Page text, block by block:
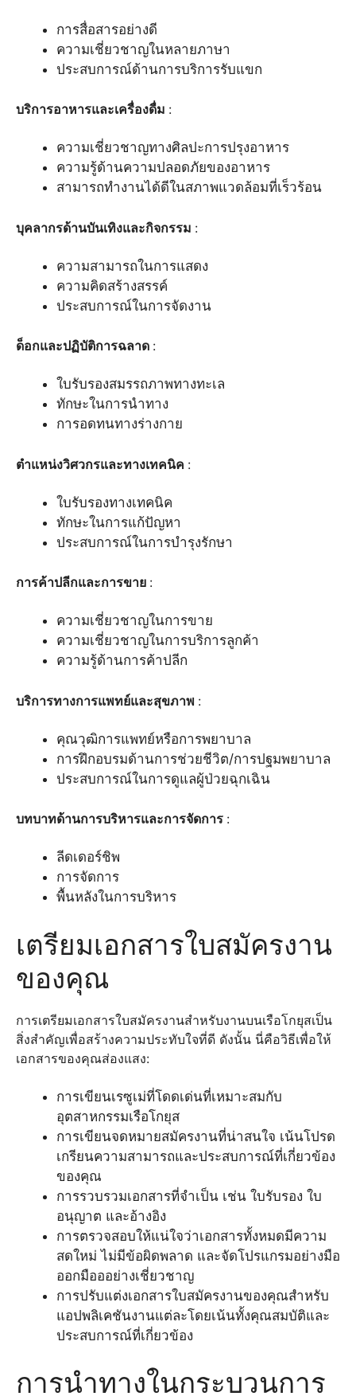
การสื่อสารอย่างดี
ความเชี่ยวชาญในหลายภาษา
ประสบการณ์ด้านการบริการรับแขก
บริการอาหารและเครื่องดื่ม :
ความเชี่ยวชาญทางศิลปะการปรุงอาหาร
ความรู้ด้านความปลอดภัยของอาหาร
สามารถทำงานได้ดีในสภาพแวดล้อมที่เร็วร้อน
บุคลากรด้านบันเทิงและกิจกรรม :
ความสามารถในการแสดง
ความคิดสร้างสรรค์
ประสบการณ์ในการจัดงาน
ด็อกและปฏิบัติการฉลาด :
ใบรับรองสมรรถภาพทางทะเล
ทักษะในการนำทาง
การอดทนทางร่างกาย
ตำแหน่งวิศวกรและทางเทคนิค :
ใบรับรองทางเทคนิค
ทักษะในการแก้ปัญหา
ประสบการณ์ในการบำรุงรักษา
การค้าปลีกและการขาย :
ความเชี่ยวชาญในการขาย
ความเชี่ยวชาญในการบริการลูกค้า
ความรู้ด้านการค้าปลีก
บริการทางการแพทย์และสุขภาพ :
คุณวุฒิการแพทย์หรือการพยาบาล
การฝึกอบรมด้านการช่วยชีวิต/การปฐมพยาบาล
ประสบการณ์ในการดูแลผู้ป่วยฉุกเฉิน
บทบาทด้านการบริหารและการจัดการ :
ลีดเดอร์ชิพ
การจัดการ
พื้นหลังในการบริหาร
เตรียมเอกสารใบสมัครงาน
ของคุณ
การเตรียมเอกสารใบสมัครงานสำหรับงานบนเรือโกยุสเป็น
สิ่งสำคัญเพื่อสร้างความประทับใจที่ดี ดังนั้น นี่คือวิธีเพื่อให้
เอกสารของคุณส่องแสง:
การเขียนเรซูเม่ที่โดดเด่นที่เหมาะสมกับ
อุตสาหกรรมเรือโกยุส
การเขียนจดหมายสมัครงานที่น่าสนใจ เน้นโปรด
เกรียนความสามารถและประสบการณ์ที่เกี่ยวข้อง
ของคุณ
การรวบรวมเอกสารที่จำเป็น เช่น ใบรับรอง ใบ
อนุญาต และอ้างอิง
การตรวจสอบให้แน่ใจว่าเอกสารทั้งหมดมีความ
สดใหม่ ไม่มีข้อผิดพลาด และจัดโปรแกรมอย่างมือ
ออกมือออย่างเชี่ยวชาญ
การปรับแต่งเอกสารใบสมัครงานของคุณสำหรับ
แอปพลิเคชันงานแต่ละโดยเน้นทั้งคุณสมบัติและ
ประสบการณ์ที่เกี่ยวข้อง
การนำทางในกระบวนการ